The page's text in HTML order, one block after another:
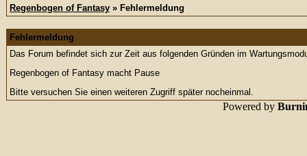
Regenbogen of Fantasy » Fehlermeldung
Fehlermeldung
Das Forum befindet sich zur Zeit aus folgenden Gründen im
Regenbogen of Fantasy macht Pause
Bitte versuchen Sie einen weiteren Zugriff später nocheinmal.
Powered by